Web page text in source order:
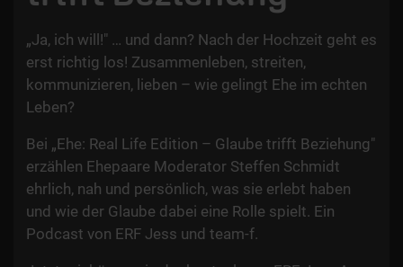
„Ja, ich will!" … und dann? Nach der Hochzeit geht es
erst richtig los! Zusammenleben, streiten,
kommunizieren, lieben – wie gelingt Ehe im echten
Leben?
Bei „Ehe: Real Life Edition – Glaube trifft Beziehung"
erzählen Ehepaare Moderator Steffen Schmidt
ehrlich, nah und persönlich, was sie erlebt haben
und wie der Glaube dabei eine Rolle spielt. Ein
Podcast von ERF Jess und team-f.